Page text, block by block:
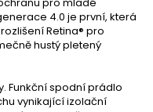
4.0 je první, která
Retina® pro
hustý pletený
Funkční spodní prádlo
vynikající izolační